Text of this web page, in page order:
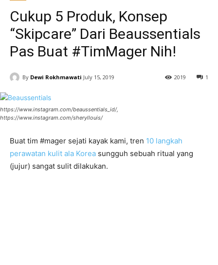
Cukup 5 Produk, Konsep
“Skipcare” Dari Beaussentials
Pas Buat #TimMager Nih!
By Dewi Rokhmawati July 15, 2019 1
2019
https://www.instagram.com/beaussentials_id/,
https://www.instagram.com/sheryllouis/
Buat tim #mager sejati kayak kami, tren 10 langkah
perawatan kulit ala Korea sungguh sebuah ritual yang
(jujur) sangat sulit dilakukan.